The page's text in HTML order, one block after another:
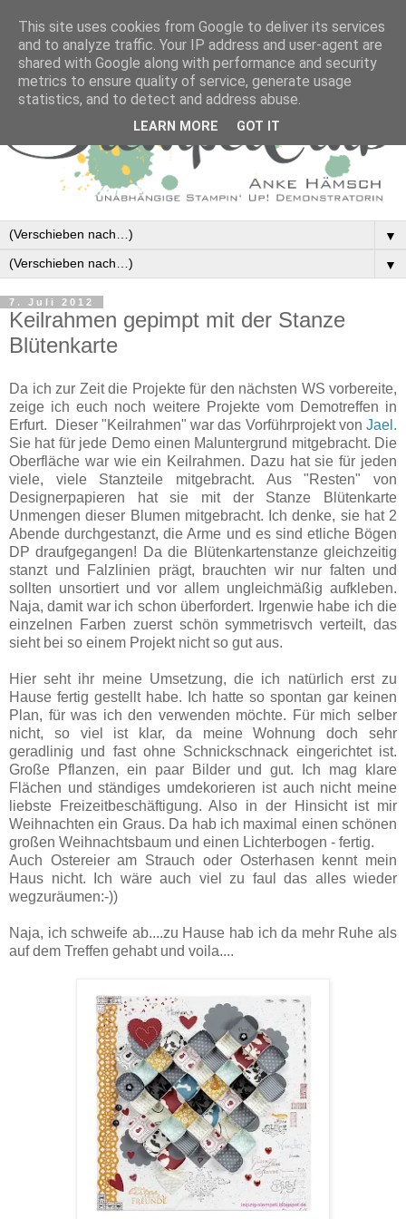
▼
▼
7. Juli 2012
Keilrahmen gepimpt mit der Stanze
Blütenkarte
Da ich zur Zeit die Projekte für den nächsten WS vorbereite,
zeige ich euch noch weitere Projekte vom Demotreffen in
Erfurt. Dieser "Keilrahmen" war das Vorführprojekt von Jael.
Sie hat für jede Demo einen Maluntergrund mitgebracht. Die
Oberfläche war wie ein Keilrahmen. Dazu hat sie für jeden
viele, viele Stanzteile mitgebracht. Aus "Resten" von
Designerpapieren hat sie mit der Stanze Blütenkarte
Unmengen dieser Blumen mitgebracht. Ich denke, sie hat 2
Abende durchgestanzt, die Arme und es sind etliche Bögen
DP draufgegangen! Da die Blütenkartenstanze gleichzeitig
stanzt und Falzlinien prägt, brauchten wir nur falten und
sollten unsortiert und vor allem ungleichmäßig aufkleben.
Naja, damit war ich schon überfordert. Irgenwie habe ich die
einzelnen Farben zuerst schön symmetrisvch verteilt, das
sieht bei so einem Projekt nicht so gut aus.
Hier seht ihr meine Umsetzung, die ich natürlich erst zu
Hause fertig gestellt habe. Ich hatte so spontan gar keinen
Plan, für was ich den verwenden möchte. Für mich selber
nicht, so viel ist klar, da meine Wohnung doch sehr
geradlinig und fast ohne Schnickschnack eingerichtet ist.
Große Pflanzen, ein paar Bilder und gut. Ich mag klare
Flächen und ständiges umdekorieren ist auch nicht meine
liebste Freizeitbeschäftigung. Also in der Hinsicht ist mir
Weihnachten ein Graus. Da hab ich maximal einen schönen
großen Weihnachtsbaum und einen Lichterbogen - fertig.
Auch Ostereier am Strauch oder Osterhasen kennt mein
Haus nicht. Ich wäre auch viel zu faul das alles wieder
wegzuräumen:-))
Naja, ich schweife ab....zu Hause hab ich da mehr Ruhe als
auf dem Treffen gehabt und voila....
This site uses cookies from Google to deliver its services
and to analyze traffic. Your IP address and user-agent are
shared with Google along with performance and security
metrics to ensure quality of service, generate usage
statistics, and to detect and address abuse.
LEARN MORE GOT IT